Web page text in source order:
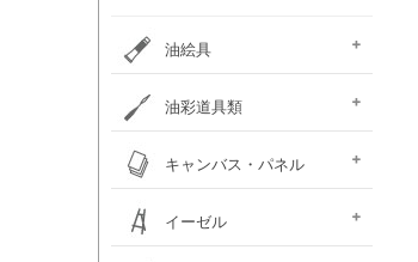
油絵具
お勧めセット
アーチスト油絵具
DUO水可溶性油絵具
ヴェルネ 高品位油絵具
ホルベイン画用液
スタンダードオイルカラー
クサカベ・専門家用油絵具
ミノー油絵具
ギルド油絵具
ラスター油絵具
クサカベ画用液
マツダ・スーパー油絵具
マツダ画用液
オイルカラー AOC
W＆N画用液
レンブラント油絵具
ヴァンゴッホ油絵具
ターレンス油絵具
ターレンス画用液
ターナー・マチソン油絵具
ターナー画溶液
油彩道具類
ペインティングナイフ
ペインティングナイフ
イタリアンアートナイフ
ペンチングナイフ
パレットナイフ
カタリスト
パレット
チューブ絞り
キャンバス・パネル
張り上げキャンバス
ロールキャンバス
キャンバスボード
木枠
キャンバス張り用具
木製パネル・水貼りテープ
メタリックキャンバス
イーゼル